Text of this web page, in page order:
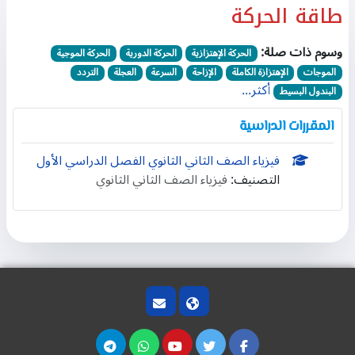
طاقة الحركة
وسوم ذات صلة: الحركة الإهتزازية الحركة الدورية
الحركة الموجية
الموجات
الإهتزازة الكاملة الإزاحة السرعة العجلة
التردد
البندول البسيط أكثر...
المقررات الدراسية
فيزياء الصف الثاني الثانوي الفصل الدراسي الأول
التصنيف:فيزياء الصف الثاني الثانوي